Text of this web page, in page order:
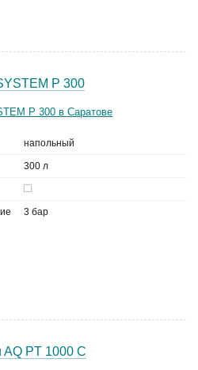
P 300
напольный
300 л
3 бар
AQ PT 1000 C